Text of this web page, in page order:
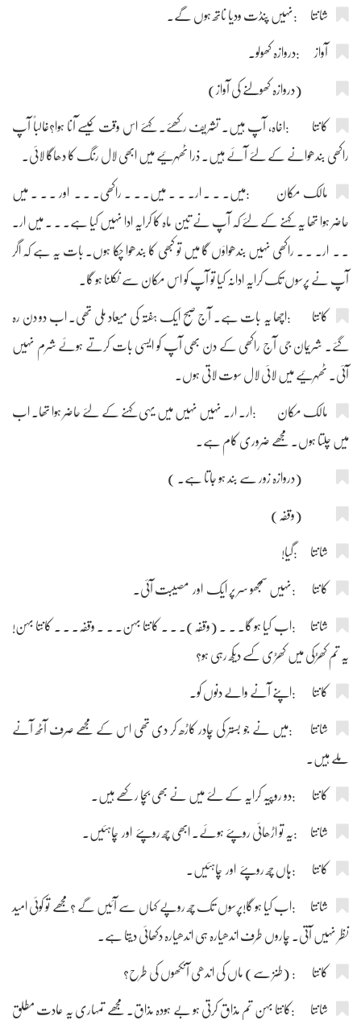
شانتا :نہیں پنڈت ودیا ناتھ ہوں گے۔
آواز :دروازہ کھولو۔
(دروازہ کھولنے کی آواز)
کانتا :اخاہ، آپ ہیں۔ تشریف رکھئے۔ کہئے اس وقت کیسے آنا ہوا؟غالباً آپ
راکھی بندھوانے کے لئے آئے ہیں۔ ذرا ٹھہرئیے میں ابھی لال رنگ کا دھاگا لائی۔
مالک مکان :میں۔ ۔ ۔ ار۔ ۔ ۔ میں۔ ۔ ۔ راکھی۔ ۔ ۔ اور ۔ ۔ ۔ میں
حاضر ہوا تھا یہ کہنے کے لئے کہ آپ نے تین ماہ کا کرایہ ادا نہیں کیا ہے۔ ۔ ۔ میں ار۔
۔ ۔ ار۔ ۔ ۔ راکھی نہیں بندھواؤں گا میں تو کبھی کا بندھوا چکا ہوں۔ بات یہ ہے کہ اگر
آپ نے پرسوں تک کرایہ ادانہ کیا تو آپ کو اس مکان سے نکلنا ہو گا۔
کانتا :اچھا یہ بات ہے۔ آج صبح ایک ہفتہ کی میعاد ملی تھی۔ اب دو دن رہ
گئے۔ شریمان جی آج راکھی کے دن بھی آپ کو ایسی بات کرتے ہوئے شرم نہیں
آئی۔ ٹھہرئیے میں لائی لال سوت لاتی ہوں۔
مالک مکان :ار۔ ار۔ نہیں نہیں میں یہی کہنے کے لئے حاضر ہوا تھا۔ اب
میں چلتا ہوں۔ مجھے ضروری کام ہے۔
(دروازہ زور سے بند ہو جاتا ہے۔ )
(وقفہ)
شانتا :گیا!
کانتا :نہیں سمجھو سر پر ایک اور مصیبت آئی۔
شانتا :اب کیا ہو گا۔ ۔ ۔ (وقفہ)۔ ۔ ۔ کانتا بہن۔ ۔ ۔ وقفہ۔ ۔ ۔ کانتا بہن!
یہ تم کھڑکی میں کھڑی کسے دیکھ رہی ہو؟
کانتا :اپنے آنے والے دنوں کو۔
شانتا :میں نے جو بستر کی چادر کاڑھ کر دی تھی اس کے مجھے صرف آٹھ آنے
ملے ہیں۔
کانتا :دو روپیہ کرایہ کے لئے میں نے بھی بچا رکھے ہیں۔
شانتا :یہ تو اڑھائی روپئے ہوئے۔ ابھی چھ روپئے اور چاہئیں۔
کانتا :ہاں چھ روپئے اور چاہئیں۔
شانتا :اب کیا ہو گا!پرسوں تک چھ روپے کہاں سے آئیں گے ؟مجھے تو کوئی امید
نظر نہیں آتی۔ چاروں طرف اندھیارہ ہی اندھیارہ دکھائی دیتا ہے۔
کانتا : (طنز سے) ماں کی اندھی آنکھوں کی طرح؟
شانتا :کانتا بہن تم مذاق کرتی ہو بے ہودہ مذاق۔ مجھے تمہاری یہ عادت مطلق